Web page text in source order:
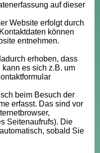
auf dieser
Website erfolgt durch
können
entnehmen.
erhoben, dass
es sich z.B. um
beim Besuch der
erfasst. Das sind vor
Seitenaufrufs). Die
sobald Sie